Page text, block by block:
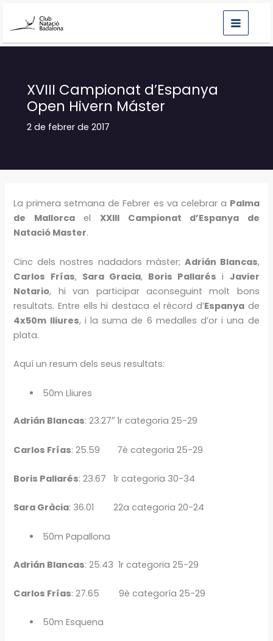
XVIII Campionat d’Espanya
Open Hivern Máster
2 de febrer de 2017
La primera setmana de Febrer es va celebrar a Palma
de Mallorcael XXIII Campionat d’Espanya de
Natació Master.
Cinc dels nostres nadadors màster; Adrián Blancas,
Carlos Frías, Sara Gracia, Boris Pallarés i Javier
Notario, hi van participar aconseguint molt bons
resultats. Entre ells hi destaca el rècord d’Espanyade
4x50m lliures, i la suma de 6 medalles d’or i una de
plata.
Aquí un resum dels seus resultats:
50m Lliures
Adrián Blancas: 23.27″ 1r categoria 25-29
Carlos Frías: 25.59 7è categoria 25-29
Boris Pallarés: 23.67 1r categoria 30-34
Sara Gràcia: 36.01 22a categoria 20-24
50m Papallona
Adrián Blancas: 25.43 1r categoria 25-29
Carlos Frías: 27.65 9è categoría 25-29
50m Esquena